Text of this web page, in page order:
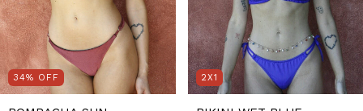
34% OFF 2X1